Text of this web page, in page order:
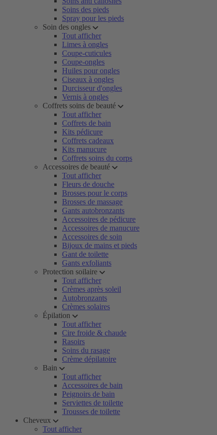
Soins des pieds
Spray pour les pieds
Soin des ongles
Tout afficher
Limes à ongles
Coupe-cuticules
Coupe-ongles
Huiles pour ongles
Ciseaux à ongles
Durcisseur d'ongles
Vernis à ongles
Coffrets soins de beauté
Tout afficher
Coffrets de bain
Kits pédicure
Coffrets cadeaux
Kits manucure
Coffrets soins du corps
Accessoires de beauté
Tout afficher
Fleurs de douche
Brosses pour le corps
Brosses de massage
Gants autobronzants
Accessoires de pédicure
Accessoires de manucure
Accessoires de soin
Bijoux de mains et pieds
Gant de toilette
Gants exfoliants
Protection soilaire
Tout afficher
Crèmes après soleil
Autobronzants
Crèmes solaires
Épilation
Tout afficher
Cire froide & chaude
Rasoirs
Soins du rasage
Crème dépilatoire
Bain
Tout afficher
Accessoires de bain
Peignoirs de bain
Serviettes de toilette
Trousses de toilette
Cheveux
Tout afficher